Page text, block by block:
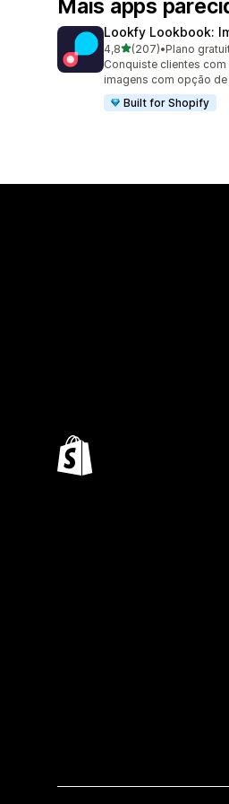
Mais apps
Lookfy Lookbook:
4,8de 5 estrelas
(207)
207 avaliações ao todo
•Plano
Conquiste clientes
imagens com opção
Built for Shopify